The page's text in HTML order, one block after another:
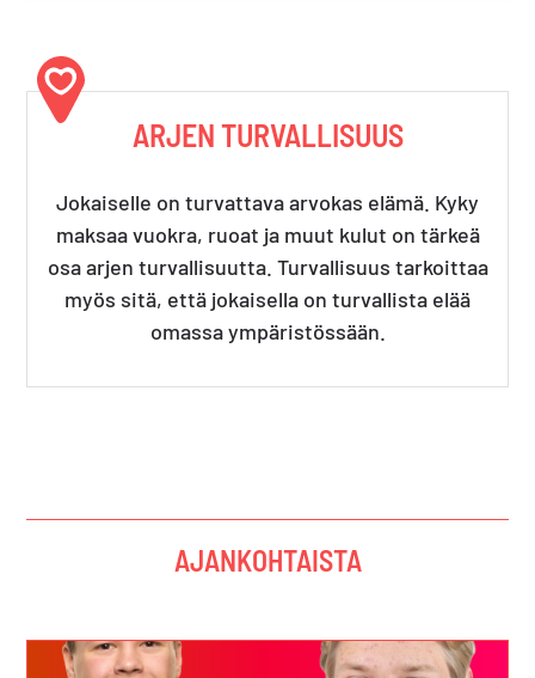
ARJEN TURVALLISUUS
Jokaiselle on turvattava arvokas elämä. Kyky
maksaa vuokra, ruoat ja muut kulut on tärkeä
osa arjen turvallisuutta. Turvallisuus tarkoittaa
myös sitä, että jokaisella on turvallista elää
omassa ympäristössään.
AJANKOHTAISTA